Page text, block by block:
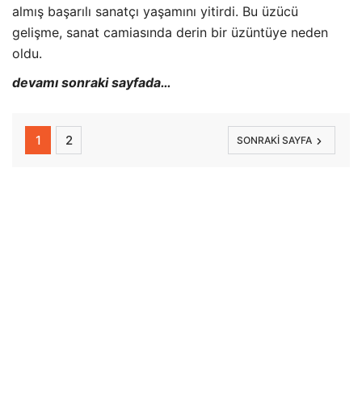
almış başarılı sanatçı yaşamını yitirdi. Bu üzücü
gelişme, sanat camiasında derin bir üzüntüye neden
oldu.
devamı sonraki sayfada…
1 2 SONRAKI SAYFA